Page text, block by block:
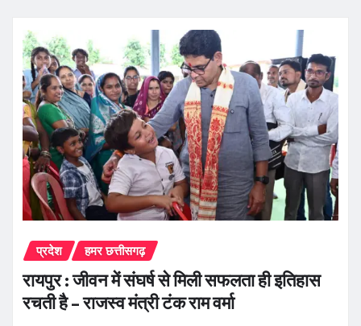
प्रदेश हमर छत्तीसगढ़
रायपुर : जीवन में संघर्ष से मिली सफलता ही इतिहास
रचती है – राजस्व मंत्री टंक राम वर्मा